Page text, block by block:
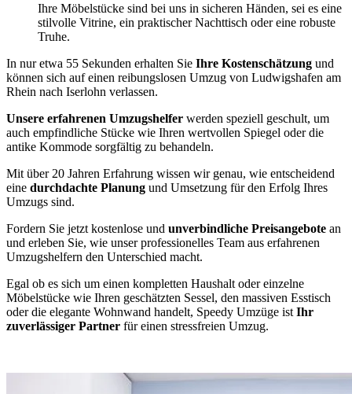
Ihre Möbelstücke sind bei uns in sicheren Händen, sei es eine
stilvolle Vitrine, ein praktischer Nachttisch oder eine robuste
Truhe.
In nur etwa 55 Sekunden erhalten Sie Ihre Kostenschätzung und
können sich auf einen reibungslosen Umzug von Ludwigshafen am
Rhein nach Iserlohn verlassen.
Unsere erfahrenen Umzugshelfer werden speziell geschult, um
auch empfindliche Stücke wie Ihren wertvollen Spiegel oder die
antike Kommode sorgfältig zu behandeln.
Mit über 20 Jahren Erfahrung wissen wir genau, wie entscheidend
eine durchdachte Planung und Umsetzung für den Erfolg Ihres
Umzugs sind.
Fordern Sie jetzt kostenlose und unverbindliche Preisangebote an
und erleben Sie, wie unser professionelles Team aus erfahrenen
Umzugshelfern den Unterschied macht.
Egal ob es sich um einen kompletten Haushalt oder einzelne
Möbelstücke wie Ihren geschätzten Sessel, den massiven Esstisch
oder die elegante Wohnwand handelt, Speedy Umzüge ist Ihr
zuverlässiger Partner für einen stressfreien Umzug.